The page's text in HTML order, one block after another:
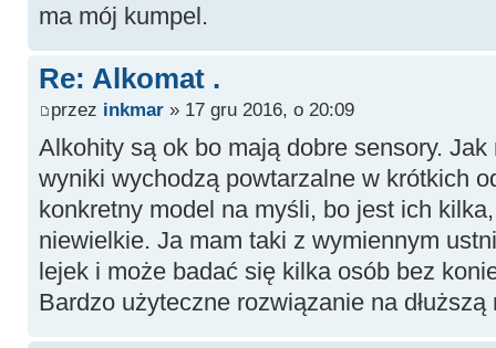
ma mój kumpel.
Re: Alkomat .
przez inkmar» 17 gru 2016, o 20:09
Alkohity są ok bo mają dobre sensory.
wyniki wychodzą powtarzalne w krótkich
konkretny model na myśli, bo jest ich
niewielkie. Ja mam taki z wymiennym
lejek i może badać się kilka osób bez
Bardzo użyteczne rozwiązanie na dłuższą